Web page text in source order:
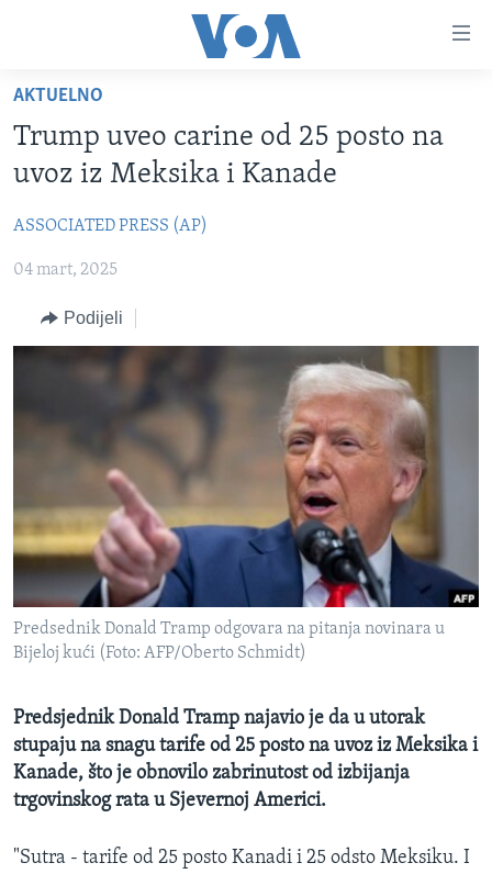
glavni
sadržaj
na
glavnu
Idi
pretragu
VIJESTI
SJEDINJENE AMERIČKE DRŽAVE
BOSNA I HERCEGOVINA
NAUKA I TEHNOLOGIJA
SPECIJALNI PROJEKTI
SLOBODA MEDIJA
ŽENSKA STRANA
IZBJEGLIČKA STRANA
MAGAZIN
O GLASU AMERIKE
Learning English
PRATITE NAS
Jezici
AKTUELNO
Trump uveo carine od 25 posto na
uvoz iz Meksika i Kanade
ASSOCIATED PRESS (AP)
04 mart, 2025
Podijeli
Predsednik Donald Tramp odgovara na pitanja novinara u
Bijeloj kući (Foto: AFP/Oberto Schmidt)
Predsjednik Donald Tramp najavio je da u utorak
stupaju na snagu tarife od 25 posto na uvoz iz Meksika i
Kanade, što je obnovilo zabrinutost od izbijanja
trgovinskog rata u Sjevernoj Americi.
"Sutra - tarife od 25 posto Kanadi i 25 odsto Meksiku. I